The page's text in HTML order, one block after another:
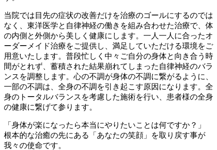
当院では目先の症状の改善だけを治療のゴールにするのでは
なく、東洋医学と自律神経の働きを組み合わせた治療で、体
の内側と外側から美しく健康にします。一人一人に合ったオ
ーダーメイド治療をご提供し、満足していただける環境をご
用意いたします。普段忙しく中々ご自分の身体と向き合う時
間がとれず、蓄積された結果崩れてしまった自律神経のバラ
ンスを調整します。心の不調が身体の不調に繋がるように、
一部の不調は、全身の不調を引き起こす原因になります。全
身のトータルバランスを考慮した施術を行い、患者様の全身
の健康に繋げて参ります。
「身体が楽になったら本当にやりたいことは何ですか？」
根本的な治癒の先にある「あなたの笑顔」を取り戻す事が
我々の使命です。